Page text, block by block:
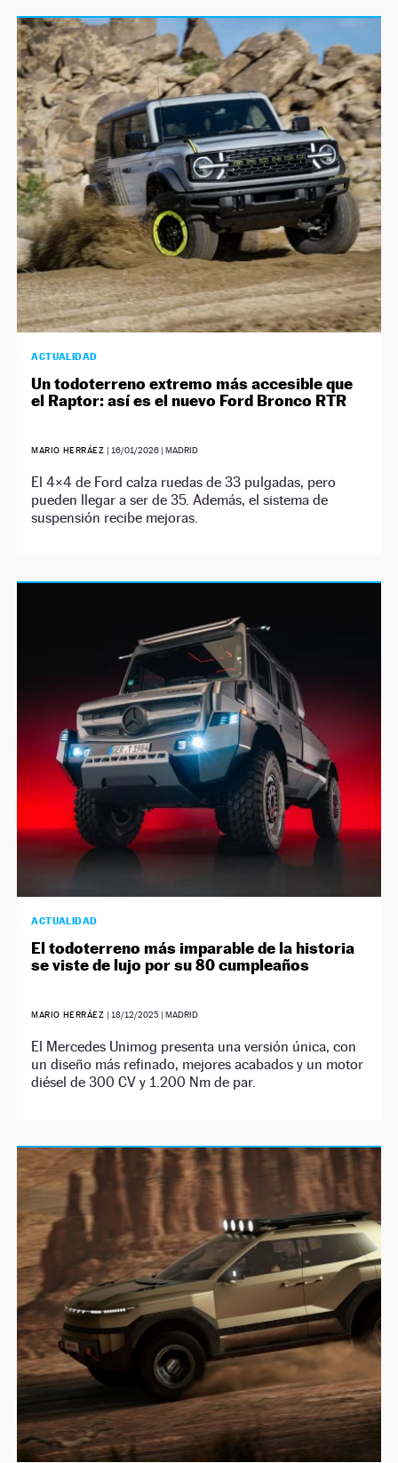
ACTUALIDAD
Un todoterreno extremo más accesible que
el Raptor: así es el nuevo Ford Bronco RTR
MARIO HERRÁEZ | 16/01/2026 | MADRID
El 4×4 de Ford calza ruedas de 33 pulgadas, pero
pueden llegar a ser de 35. Además, el sistema de
suspensión recibe mejoras.
ACTUALIDAD
El todoterreno más imparable de la historia
se viste de lujo por su 80 cumpleaños
MARIO HERRÁEZ | 18/12/2025 | MADRID
El Mercedes Unimog presenta una versión única, con
un diseño más refinado, mejores acabados y un motor
diésel de 300 CV y 1.200 Nm de par.